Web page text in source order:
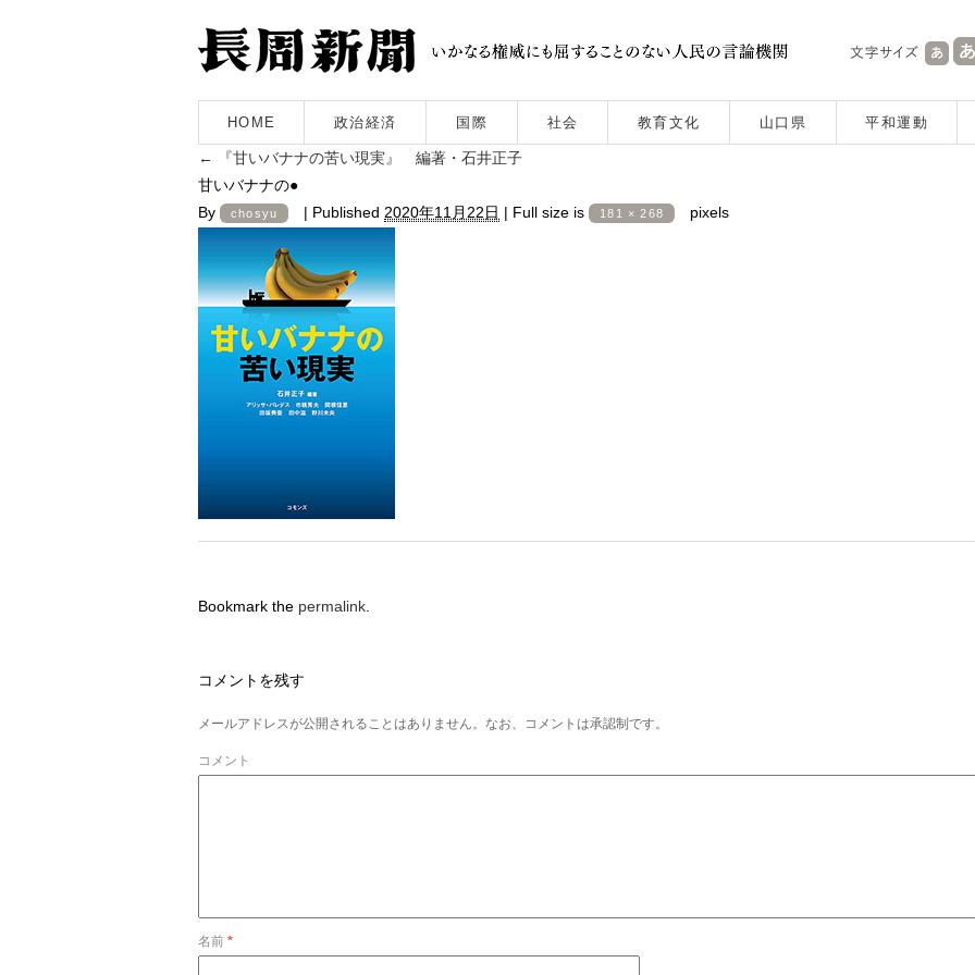
HOME 政治経済 国際 社会 教育文化 山口県 平和運動
←
『甘いバナナの苦い現実』 編著・石井正子
甘いバナナの●
By
chosyu | Published 2020年11月22日 | Full size is 181 × 268 pixels
Bookmark the permalink
コメントを残す
メールアドレスが公開されることはありません。なお、コメントは承認制です。
コメント
名前 *